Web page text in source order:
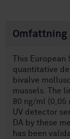
Omfattning
This
quantitative
bivalve
mussels. The
80 ng/ml (0,05
UV detector
DA by these
has been